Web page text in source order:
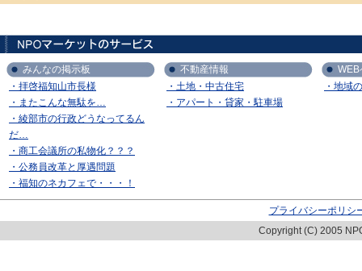
みんなの掲示板
・拝啓福知山市長様
・またこんな無駄を…
・綾部市の行政どうなってるん
だ…
・商工会議所の私物化？？？
・公務員改革と厚遇問題
・福知のネカフェで・・・！
不動産情報
・土地・中古住宅
・アパート・貸家・駐車場
WEB
・地域
プライバシーポリシ
Copyright (C) 2005